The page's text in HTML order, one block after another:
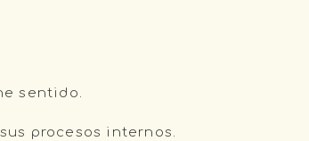
sentido.
procesos internos.